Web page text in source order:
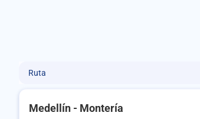
Ruta
Medellín - Montería